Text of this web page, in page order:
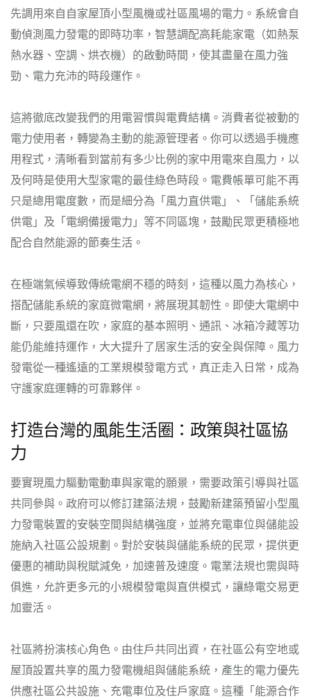
先調用來自自家屋頂小型風機或社區風場的電力。系統會自
動偵測風力發電的即時功率，智慧調配高耗能家電（如熱泵
熱水器、空調、烘衣機）的啟動時間，使其盡量在風力強
勁、電力充沛的時段運作。
這將徹底改變我們的用電習慣與電費結構。消費者從被動的
電力使用者，轉變為主動的能源管理者。你可以透過手機應
用程式，清晰看到當前有多少比例的家中用電來自風力，以
及何時是使用大型家電的最佳綠色時段。電費帳單可能不再
只是總用電度數，而是細分為「風力直供電」、「儲能系統
供電」及「電網備援電力」等不同區塊，鼓勵民眾更積極地
配合自然能源的節奏生活。
在極端氣候導致傳統電網不穩的時刻，這種以風力為核心，
搭配儲能系統的家庭微電網，將展現其韌性。即使大電網中
斷，只要風還在吹，家庭的基本照明、通訊、冰箱冷藏等功
能仍能維持運作，大大提升了居家生活的安全與保障。風力
發電從一種遙遠的工業規模發電方式，真正走入日常，成為
守護家庭運轉的可靠夥伴。
打造台灣的風能生活圈：政策與社區協
力
要實現風力驅動電動車與家電的願景，需要政策引導與社區
共同參與。政府可以修訂建築法規，鼓勵新建築預留小型風
力發電裝置的安裝空間與結構強度，並將充電車位與儲能設
施納入社區公設規劃。對於安裝與儲能系統的民眾，提供更
優惠的補助與稅賦減免，加速普及速度。電業法規也需與時
俱進，允許更多元的小規模發電與直供模式，讓綠電交易更
加靈活。
社區將扮演核心角色。由住戶共同出資，在社區公有空地或
屋頂設置共享的風力發電機組與儲能系統，產生的電力優先
供應社區公共設施、充電車位及住戶家庭。這種「能源合作